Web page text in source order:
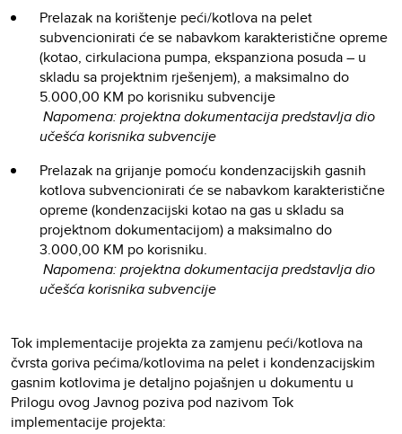
Prelazak na korištenje peći/kotlova na pelet
subvencionirati će se nabavkom karakteristične opreme
(kotao, cirkulaciona pumpa, ekspanziona posuda – u
skladu sa projektnim rješenjem), a maksimalno do
5.000,00 KM po korisniku subvencije
Napomena: projektna dokumentacija predstavlja dio
učešća korisnika subvencije
Prelazak na grijanje pomoću kondenzacijskih gasnih
kotlova subvencionirati će se nabavkom karakteristične
opreme (kondenzacijski kotao na gas u skladu sa
projektnom dokumentacijom) a maksimalno do
3.000,00 KM po korisniku.
Napomena: projektna dokumentacija predstavlja dio
učešća korisnika subvencije
Tok implementacije projekta za zamjenu peći/kotlova na
čvrsta goriva pećima/kotlovima na pelet i kondenzacijskim
gasnim kotlovima je detaljno pojašnjen u dokumentu u
Prilogu ovog Javnog poziva pod nazivom Tok
implementacije projekta: